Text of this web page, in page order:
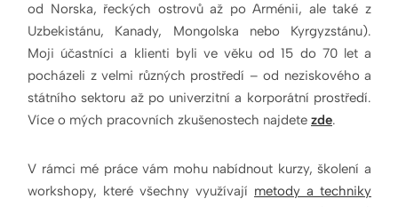
od Norska, řeckých ostrovů až po Arménii, ale také z
Uzbekistánu, Kanady, Mongolska nebo Kyrgyzstánu).
Moji účastníci a klienti byli ve věku od 15 do 70 let a
pocházeli z velmi různých prostředí – od neziskového a
státního sektoru až po univerzitní a korporátní prostředí.
Více o mých pracovních zkušenostech najdete zde.
V rámci mé práce vám mohu nabídnout kurzy, školení a
workshopy, které všechny využívají metody a techniky